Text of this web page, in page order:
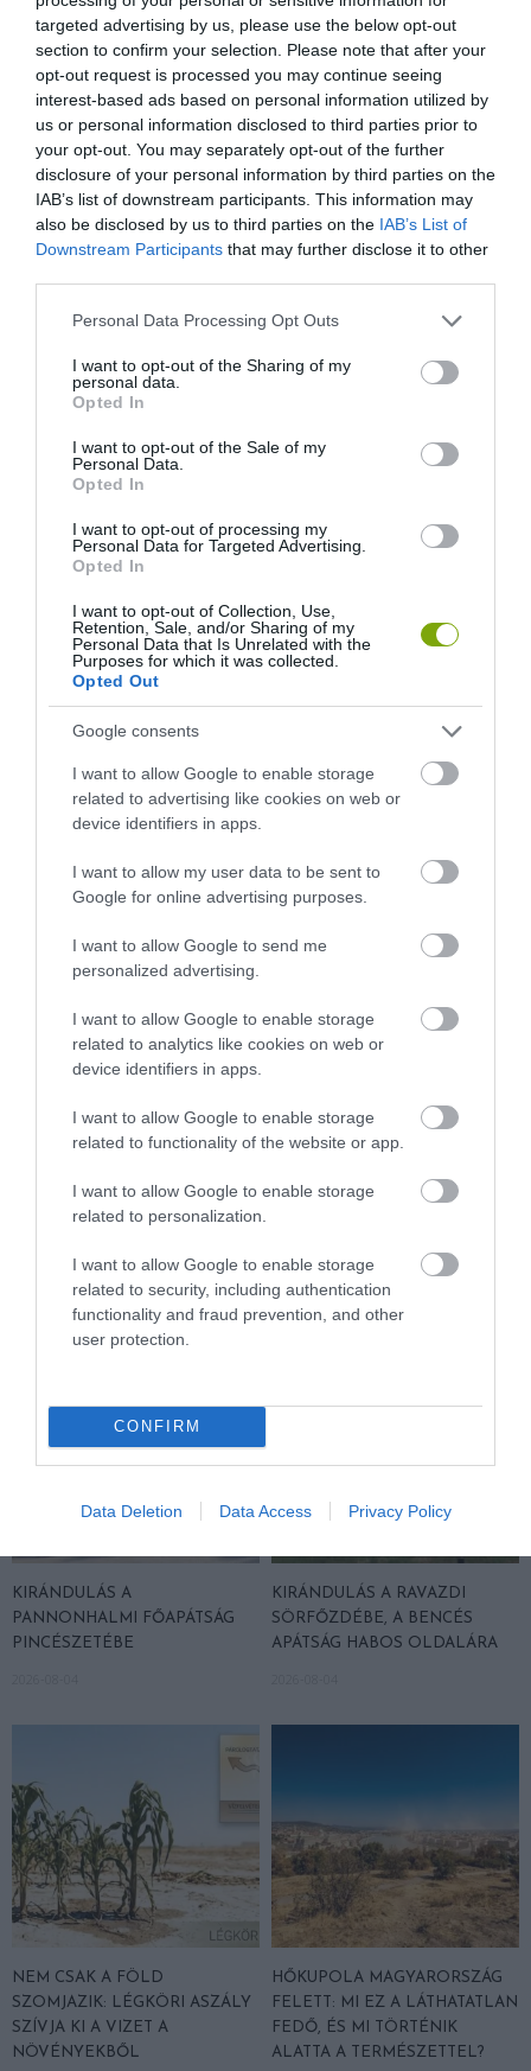
targeted advertising by us, please use the below opt-out
section to confirm your selection. Please note that after your
opt-out request is processed you may continue seeing
interest-based ads based on personal information utilized by
us or personal information disclosed to third parties prior to
your opt-out. You may separately opt-out of the further
disclosure of your personal information by third parties on the
IAB’s list of downstream participants. This information may
also be disclosed by us to third parties on the IAB’s List of
Downstream Participants that may further disclose it to other
Please note that this website/app uses one or more Google
not limited to your visit or usage behaviour. You may click to
grant or deny consent to Google and its third-party tags to
use your data for below specified purposes in below Google
consent section.
Personal Data Processing Opt Outs
I want to opt-out of the Sharing of my
personal data.
Opted In
I want to opt-out of the Sale of my
Personal Data.
Opted In
I want to opt-out of processing my
Personal Data for Targeted Advertising.
Opted In
I want to opt-out of Collection, Use,
Retention, Sale, and/or Sharing of my
Personal Data that Is Unrelated with the
Purposes for which it was collected.
Opted Out
Google consents
I want to allow Google to enable storage
related to advertising like cookies on web or
device identifiers in apps.
I want to allow my user data to be sent to
Google for online advertising purposes.
I want to allow Google to send me
personalized advertising.
I want to allow Google to enable storage
related to analytics like cookies on web or
device identifiers in apps.
I want to allow Google to enable storage
related to functionality of the website or app.
I want to allow Google to enable storage
related to personalization.
I want to allow Google to enable storage
related to security, including authentication
functionality and fraud prevention, and other
user protection.
CONFIRM
Data Deletion Data Access Privacy Policy
ELŐZŐ CIKK
ÍRORSZÁGBAN FIGYELMEZTETNI KELLETT AZ EMBEREKET,
HOGY A BOCIVAL SZELFIZÉS ROSSZUL IS VÉGZŐDHET
TÖMEGFOGYASZTÁSRÓL
HASONLÓ ÉRDEKESSÉGEK
A KORALLZÁTONY NEM CSAK
SZÍNES HALAKBÓL ÁLL: MOST
500 EDDIG ISMERETLEN
KIRÁNDULÁS A
PANNONHALMI
KIRÁNDULÁS PANNONHALMA
KÖRNYÉKÉN: TERMÉSZET,
TALÁLKOZÁSA
2026-08-04
KIRÁNDULÁS A
ILLATMÚZEUMBA
2026-08-04
KIRÁNDULÁS A
PANNONHALMI FŐAPÁTSÁG
PINCÉSZETÉBE
KIRÁNDULÁS A RAVAZDI
SÖRFŐZDÉBE, A BENCÉS
APÁTSÁG HABOS OLDALÁRA
NEM CSAK A FÖLD
SZOMJAZIK: LÉGKÖRI ASZÁLY
SZÍVJA KI A VIZET A
NÖVÉNYEKBŐL
HŐKUPOLA MAGYARORSZÁG
FELETT: MI EZ A LÁTHATATLAN
FEDŐ, ÉS MI TÖRTÉNIK
ALATTA A TERMÉSZETTEL?